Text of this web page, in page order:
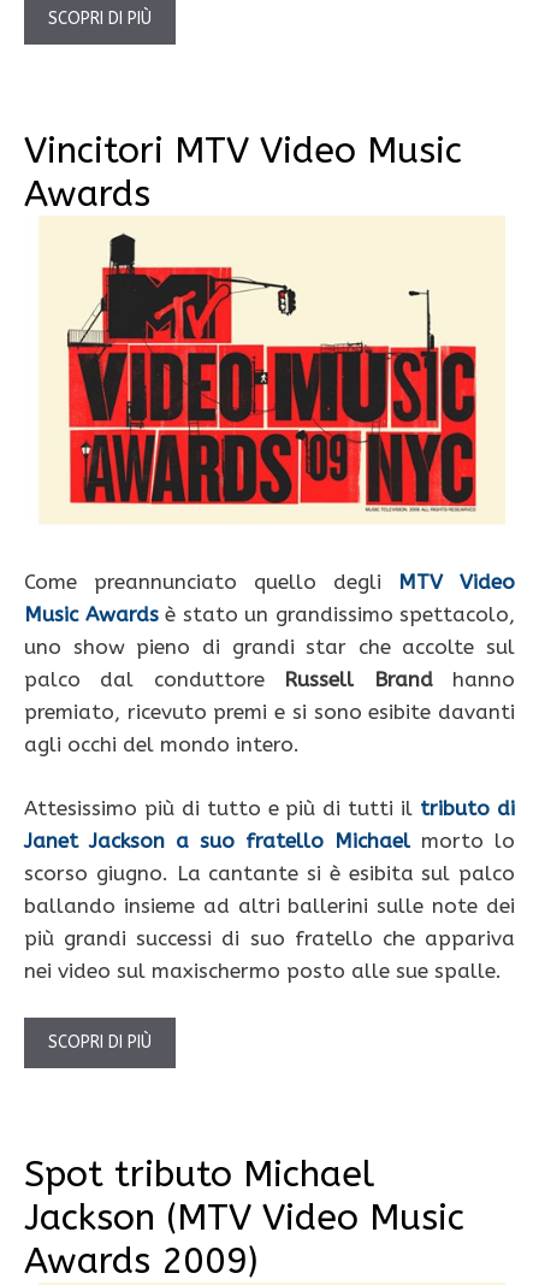
SCOPRI DI PIÙ
Vincitori MTV Video Music
Awards
Come preannunciato quello degli MTV Video
Music Awardsè stato un grandissimo spettacolo,
uno show pieno di grandi star che accolte sul
palco dal conduttore Russell Brandhanno
premiato, ricevuto premi e si sono esibite davanti
agli occhi del mondo intero.
Attesissimo più di tutto e più di tutti il tributo di
Janet Jackson a suo fratello Michael morto lo
scorso giugno. La cantante si è esibita sul palco
ballando insieme ad altri ballerini sulle note dei
più grandi successi di suo fratello che appariva
nei video sul maxischermo posto alle sue spalle.
SCOPRI DI PIÙ
Spot tributo Michael
Jackson (MTV Video Music
Awards 2009)